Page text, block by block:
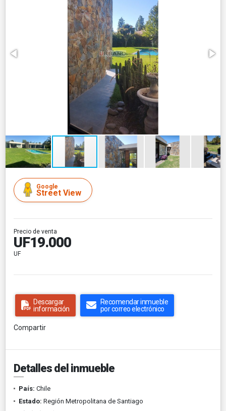
Google
Street View
Precio de venta
UF19.000
UF
Descargar
información
Recomendar inmueble
por correo electrónico
Compartir
Detalles del inmueble
País: Chile
Estado: Región Metropolitana de Santiago